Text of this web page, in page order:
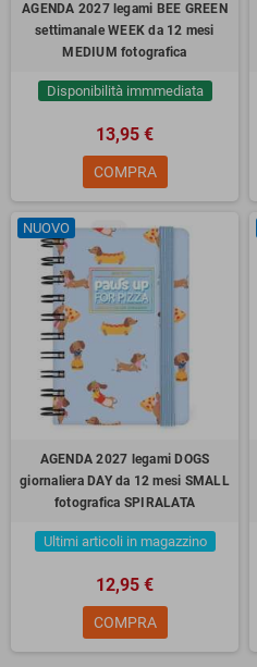
AGENDA 2027 legami BEE GREEN
settimanale WEEK da 12 mesi
MEDIUM fotografica
Disponibilità immmediata
13,95 €
COMPRA
NUOVO
AGENDA 2027 legami DOGS
giornaliera DAY da 12 mesi SMALL
fotografica SPIRALATA
Ultimi articoli in magazzino
12,95 €
COMPRA